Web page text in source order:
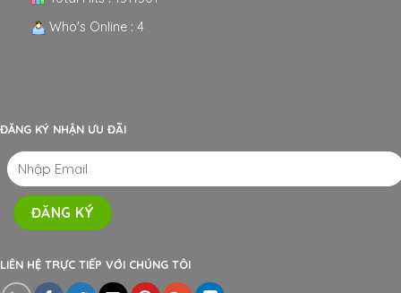
Who's Online : 4
ĐĂNG KÝ NHẬN ƯU ĐÃI
LIÊN HỆ TRỰC TIẾP VỚI CHÚNG TÔI